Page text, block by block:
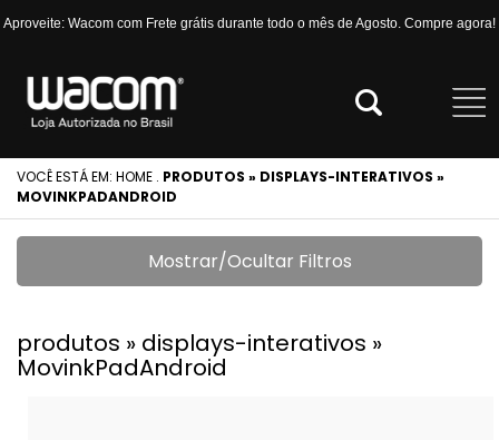
Aproveite: Wacom com Frete grátis durante todo o mês de Agosto. Compre agora!
VOCÊ ESTÁ EM: HOME . PRODUTOS » DISPLAYS-INTERATIVOS »
MOVINKPADANDROID
Mostrar/Ocultar Filtros
produtos » displays-interativos »
MovinkPadAndroid